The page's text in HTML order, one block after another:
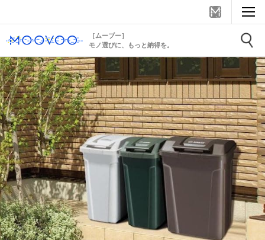
［ムーブー］
モノ選びに、もっと納得を。